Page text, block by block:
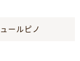
ールピノ